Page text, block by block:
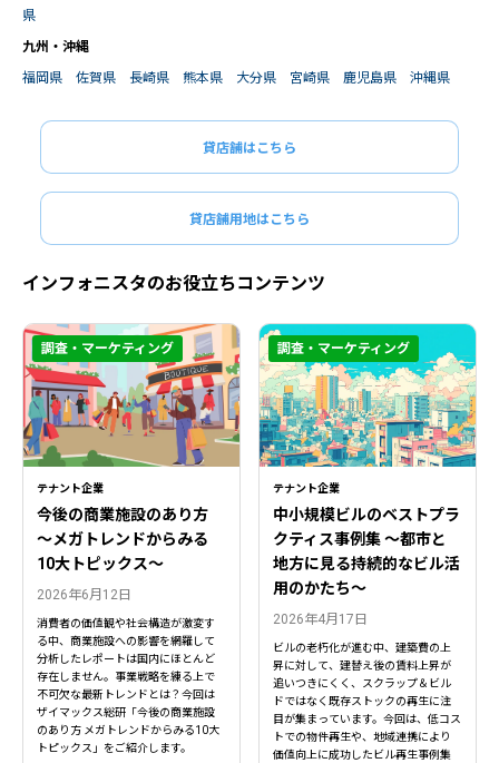
閉じる
閉じる
県
九州・沖縄
福岡県
佐賀県 長崎県 熊本県 大分県 宮崎県 鹿児島県 沖縄県
貸店舗はこちら
貸店舗用地はこちら
インフォニスタのお役立ちコンテンツ
テナント企業
今後の商業施設のあり方
〜メガトレンドからみる
10大トピックス〜
2026年6月12日
消費者の価値観や社会構造が激変す
る中、商業施設への影響を網羅して
分析したレポートは国内にほとんど
存在しません。事業戦略を練る上で
不可欠な最新トレンドとは？今回は
ザイマックス総研「今後の商業施設
のあり方 メガトレンドからみる10大
トピックス」をご紹介します。
調査・マーケティング
テナント企業
中小規模ビルのベストプラ
クティス事例集 ～都市と
地方に見る持続的なビル活
用のかたち～
2026年4月17日
ビルの老朽化が進む中、建築費の上
昇に対して、建替え後の賃料上昇が
追いつきにくく、スクラップ＆ビル
ドではなく既存ストックの再生に注
目が集まっています。今回は、低コス
トでの物件再生や、地域連携により
価値向上に成功したビル再生事例集
調査・マーケティング